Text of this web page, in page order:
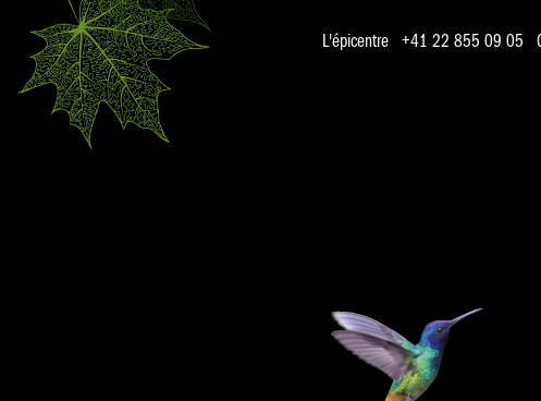
L'épicentre +41 22 855 09 05